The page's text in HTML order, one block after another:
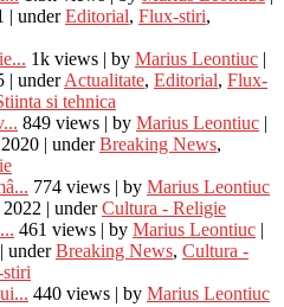
| underEditorial, Flux-stiri,
1k views | by Marius Leontiuc |
| underActualitate, Editorial, Flux-
si tehnica
849 views | by Marius Leontiuc |
| underBreaking News,
774 views | by Marius Leontiuc
| underCultura - Religie
461 views | by Marius Leontiuc |
| underBreaking News, Cultura -
440 views | by Marius Leontiuc